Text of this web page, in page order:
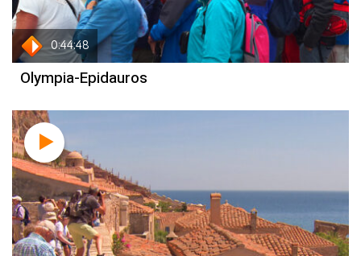
0:44:48
Olympia-Epidauros